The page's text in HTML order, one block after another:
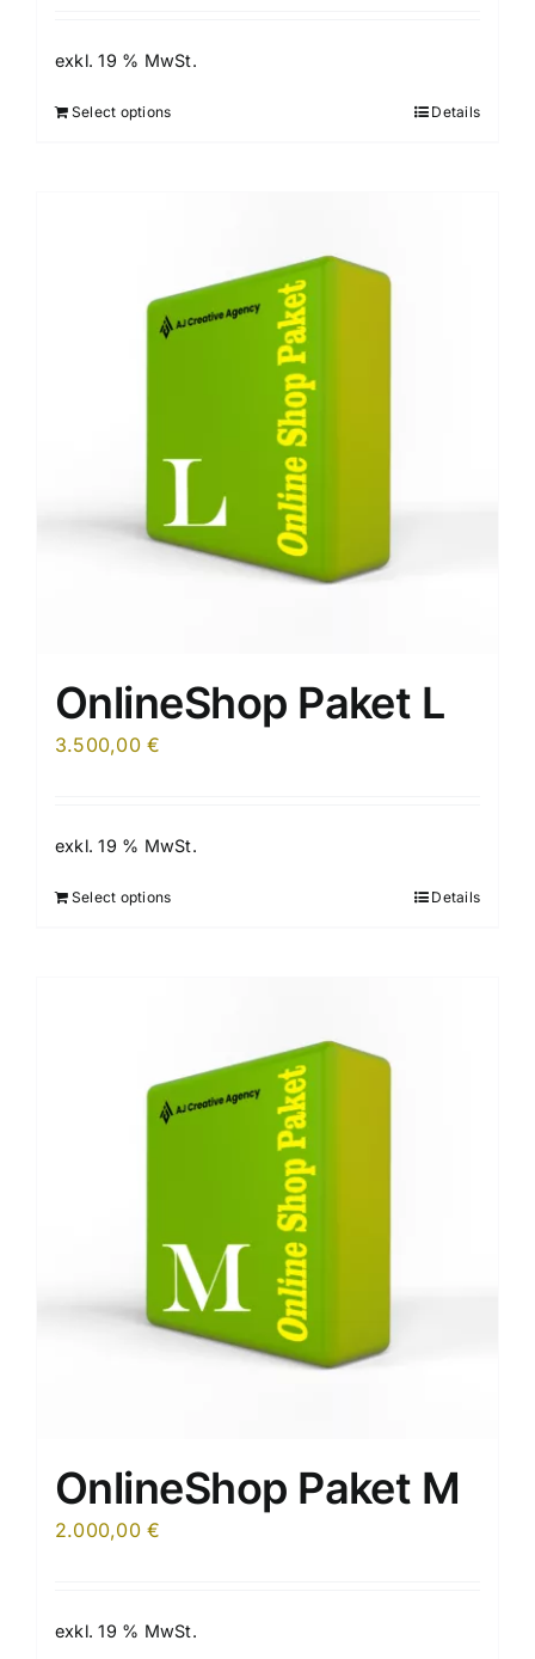
exkl. 19 % MwSt.
Select options Details
OnlineShop Paket L
3.500,00€
exkl. 19 % MwSt.
Select options Details
OnlineShop Paket M
2.000,00€
exkl. 19 % MwSt.